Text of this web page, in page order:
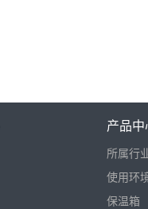
产品
所属行
使用环
保温箱